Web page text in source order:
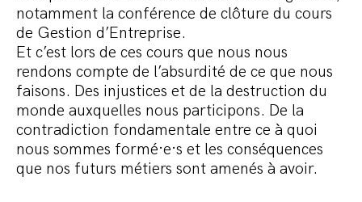
notamment la conférence de clôture du cours
de Gestion d’Entreprise.
Et c’est lors de ces cours que nous nous
rendons compte de l’absurdité de ce que nous
faisons. Des injustices et de la destruction du
monde auxquelles nous participons. De la
contradiction fondamentale entre ce à quoi
nous sommes formé·e·s et les conséquences
que nos futurs métiers sont amenés à avoir.